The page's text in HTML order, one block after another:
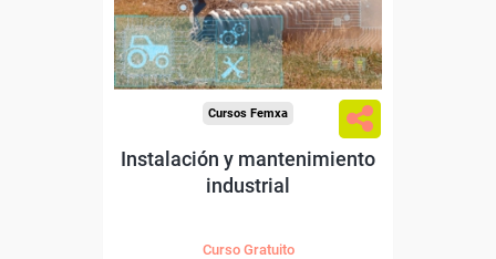
Sector
-Agricultura y Ganadería.
Cursos Femxa
Instalación y mantenimiento
industrial
Curso Gratuito